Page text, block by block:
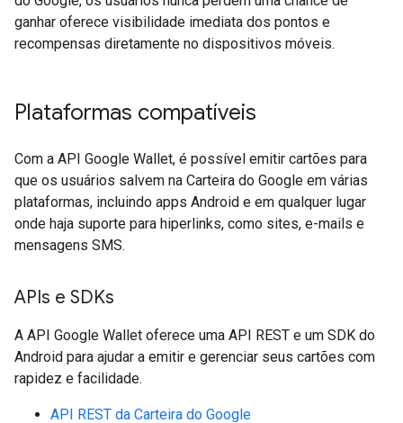
ganhar oferece visibilidade imediata dos pontos e
recompensas diretamente no dispositivos móveis.
Plataformas compatíveis
Com a API Google Wallet, é possível emitir cartões para
que os usuários salvem na Carteira do Google em várias
plataformas, incluindo apps Android e em qualquer lugar
onde haja suporte para hiperlinks, como sites, e-mails e
mensagens SMS.
APIs e SDKs
A API Google Wallet oferece uma API REST e um SDK do
Android para ajudar a emitir e gerenciar seus cartões com
rapidez e facilidade.
API REST da Carteira do Google